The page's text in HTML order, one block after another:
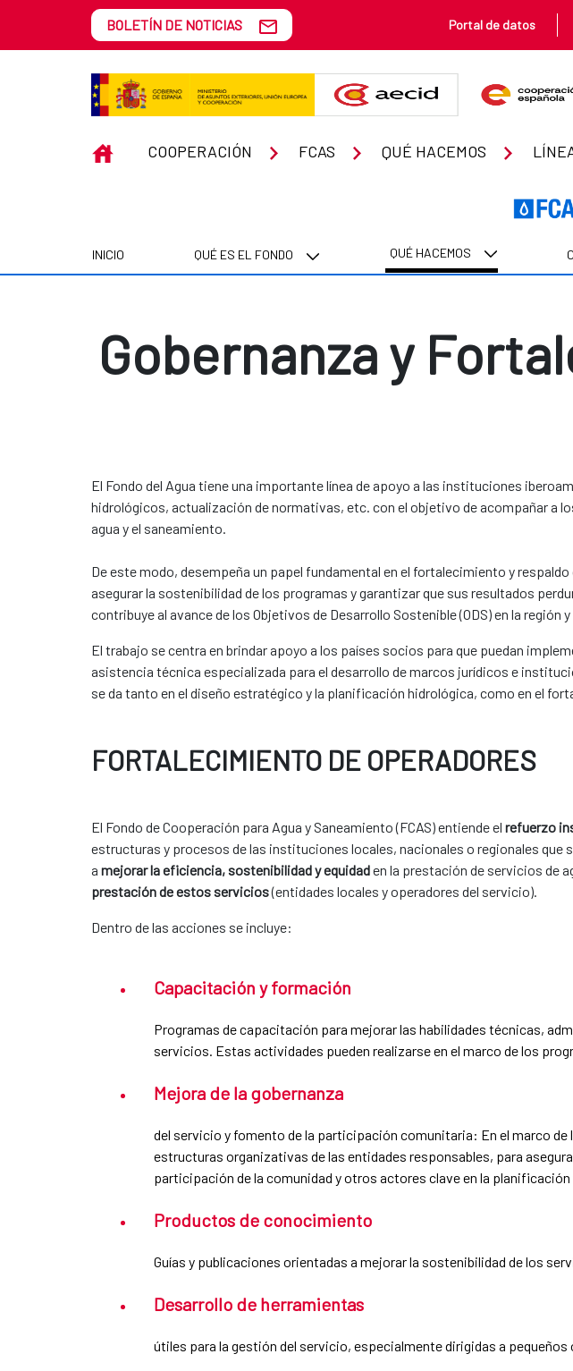
Saltar al contenido principal
Gobernanza y Fortalecimiento Institucional
BOLETÍN DE NOTICIAS Portal de datos
INICIOCOOPERACIÓN FCAS QUÉ HACEMOS
INICIO QUÉ ES EL FONDO QUÉ HACEMOS
Gobernanza y
El Fondo del Agua tiene una importante línea de apoyo a las instituciones
hidrológicos, actualización de normativas, etc. con el objetivo de acompañar a
agua y el saneamiento.
De este modo, desempeña un papel fundamental en el fortalecimiento y
asegurar la sostenibilidad de los programas y garantizar que sus resultados
contribuye al avance de los Objetivos de Desarrollo Sostenible (ODS) en la
El trabajo se centra en brindar apoyo a los países socios para que puedan
asistencia técnica especializada para el desarrollo de marcos jurídicos e
se da tanto en el diseño estratégico y la planificación hidrológica, como en el
FORTALECIMIENTO DE OPERADORES
El Fondo de Cooperación para Agua y Saneamiento (FCAS) entiende el refuerzo
estructuras y procesos de las instituciones locales, nacionales o regionales
a mejorar la eficiencia, sostenibilidad y equidaden la prestación de servicios de
prestación de estos servicios(entidades locales y operadores del servicio).
Dentro de las acciones se incluye:
Capacitación y formación
Programas de capacitación para mejorar las habilidades técnicas,
servicios. Estas actividades pueden realizarse en el marco de los
Mejora de la gobernanza
del servicio y fomento de la participación comunitaria: En el marco
estructuras organizativas de las entidades responsables, para
participación de la comunidad y otros actores clave en la
Productos de conocimiento
Guías y publicaciones orientadas a mejorar la sostenibilidad de los
Desarrollo de herramientas
útiles para la gestión del servicio, especialmente dirigidas a pequeños